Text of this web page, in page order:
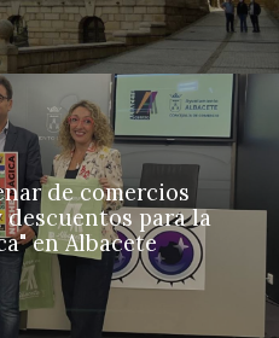
de comercios
para la
en Albacete